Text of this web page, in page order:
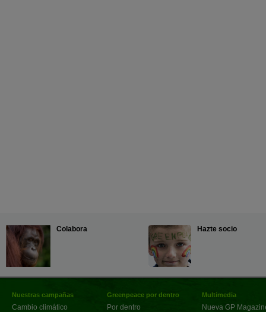
Colabora Hazte socio
Nuestras campañas
Cambio climático
Greenpeace por dentro
Por dentro
Multimedia
Nueva GP